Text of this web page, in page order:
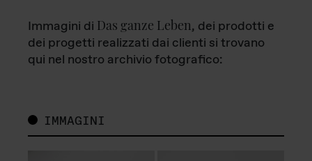
Immagini di Das ganze Leben, dei prodotti e
dei progetti realizzati dai clienti si trovano
qui nel nostro archivio fotografico:
IMMAGINI